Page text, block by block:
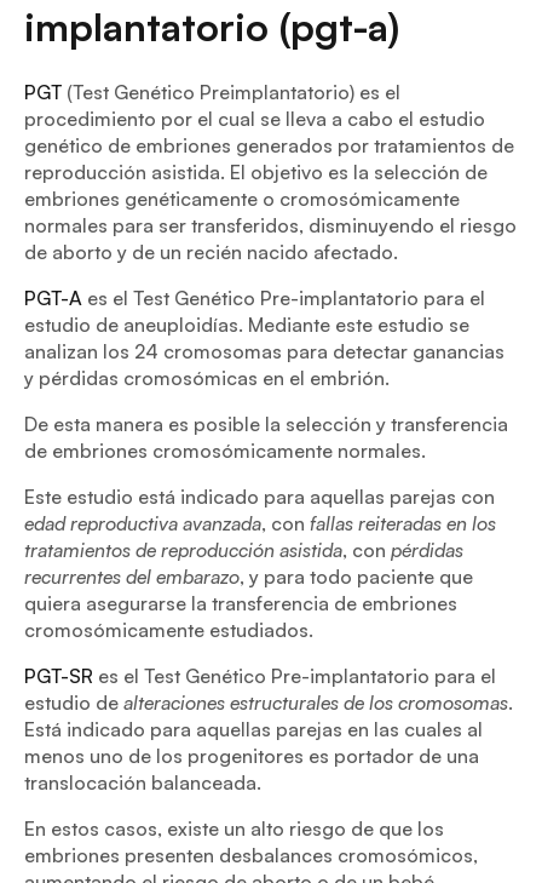
implantatorio (pgt-a)
PGT (Test Genético Preimplantatorio) es el
procedimiento por el cual se lleva a cabo el estudio
genético de embriones generados por tratamientos de
reproducción asistida. El objetivo es la selección de
embriones genéticamente o cromosómicamente
normales para ser transferidos, disminuyendo el riesgo
de aborto y de un recién nacido afectado.
PGT-A es el Test Genético Pre-implantatorio para el
estudio de aneuploidías. Mediante este estudio se
analizan los 24 cromosomas para detectar ganancias
y pérdidas cromosómicas en el embrión.
De esta manera es posible la selección y transferencia
de embriones cromosómicamente normales.
Este estudio está indicado para aquellas parejas con
edad reproductiva avanzada, con fallas reiteradas en los
tratamientos de reproducción asistida, con pérdidas
recurrentes del embarazo, y para todo paciente que
quiera asegurarse la transferencia de embriones
cromosómicamente estudiados.
PGT-SR es el Test Genético Pre-implantatorio para el
estudio de alteraciones estructurales de los cromosomas.
Está indicado para aquellas parejas en las cuales al
menos uno de los progenitores es portador de una
translocación balanceada.
En estos casos, existe un alto riesgo de que los
embriones presenten desbalances cromosómicos,